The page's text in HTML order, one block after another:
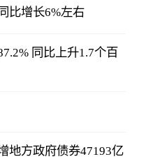
比增长6%左右
同比上升1.7个百
地方政府债券47193亿